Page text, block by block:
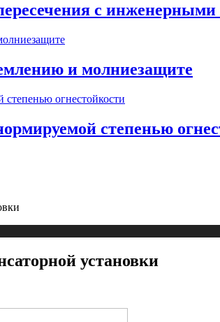
с инженерными
и молниезащите
степенью
установки